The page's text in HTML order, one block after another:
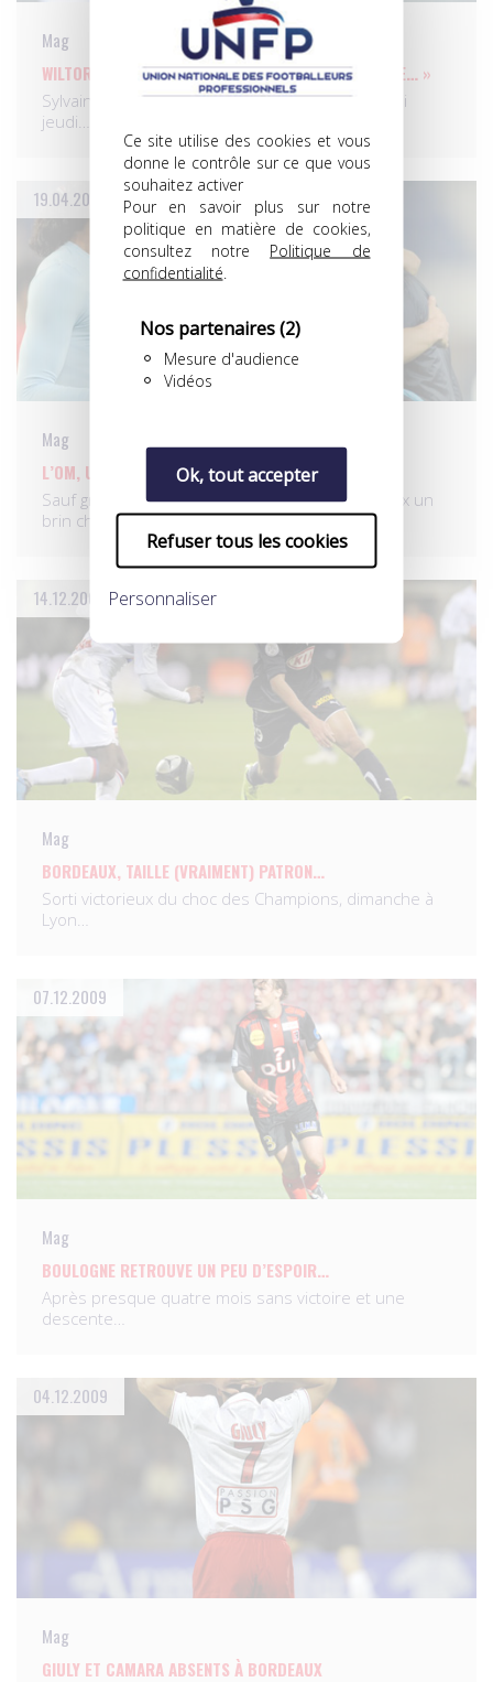
Ce site utilise des cookies et vous
donne le contrôle sur ce que vous
souhaitez activer
Pour en savoir plus sur notre
politique en matière de cookies,
consultez notre Politique de
confidentialité
Nos partenaires(2)
Mesure d'audience
Vidéos
Ok, tout accepter
Refuser tous les cookies
Personnaliser
Mag
WILTORD: « DE L’ENJEU JUSQU’À LA DERNIÈRE MINUTE… »
Sylvain Wiltord, attaquant du FC Metz, s’est réjoui
jeudi…
19.04.2010
Mag
L’OM, UNE SI LONGUE ATTENTE…
Sauf gros accident industriel, Marseille, victorieux un
brin chanceux…
14.12.2009
Mag
BORDEAUX, TAILLE (VRAIMENT) PATRON…
Sorti victorieux du choc des Champions, dimanche à
Lyon…
07.12.2009
Mag
BOULOGNE RETROUVE UN PEU D’ESPOIR…
Après presque quatre mois sans victoire et une
descente…
04.12.2009
Mag
GIULY ET CAMARA ABSENTS À BORDEAUX